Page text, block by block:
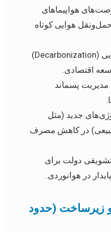
هواپیماهای
هوایی کوتاه
۴۶. ارزیابی اثر کربن‌زدایی (Decarbonization)
اقتصادی.
پسماند
جدید (مثل
طبیعی) در کاهش مصرف
دولت برای
در هوانوردی.
زیرساخت (حدود